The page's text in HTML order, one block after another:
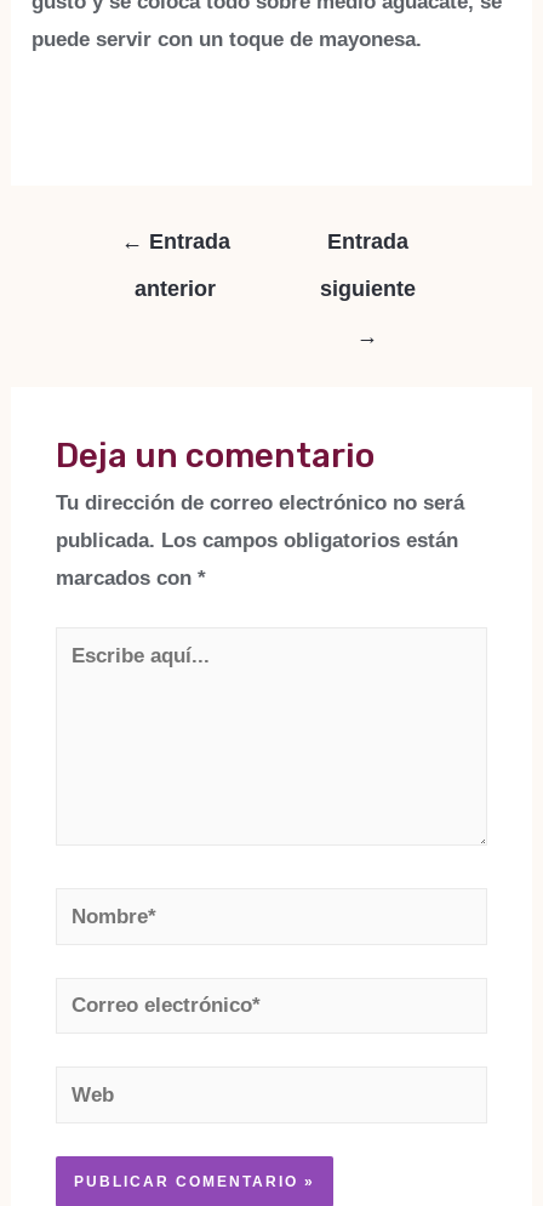
puede servir con un toque de mayonesa.
Navegación
← Entrada
anterior
Entrada
siguiente
→
Deja un comentario
Tu dirección de correo electrónico no será
publicada. Los campos obligatorios están
marcados con *
Escribe
Nombre*
Correo
Web